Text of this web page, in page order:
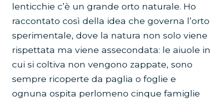
lenticchie c’è un grande orto naturale. Ho
raccontato così della idea che governa l’orto
sperimentale, dove la natura non solo viene
rispettata ma viene assecondata: le aiuole in
cui si coltiva non vengono zappate, sono
sempre ricoperte da paglia o foglie e
ognuna ospita perlomeno cinque famiglie